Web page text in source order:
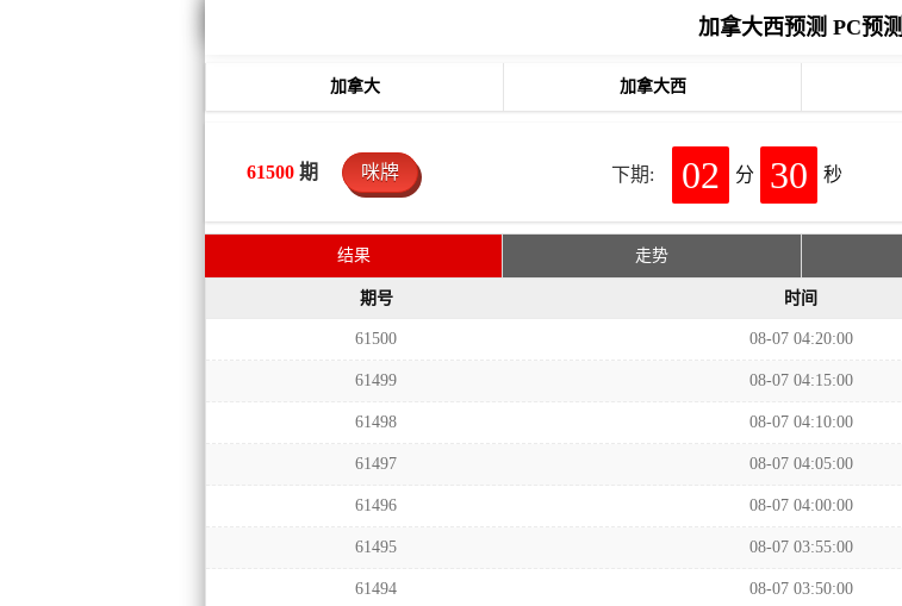
加拿大西预测 PC预测
加拿大 加拿大西
61500 期 咪牌 下期: 02 分 30 秒
结果 走势
期号 时间
61500 08-07 04:20:00
61499 08-07 04:15:00
61498 08-07 04:10:00
61497 08-07 04:05:00
61496 08-07 04:00:00
61495 08-07 03:55:00
61494 08-07 03:50:00